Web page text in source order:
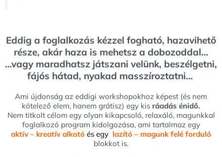
Eddig a foglalkozás kézzel fogható, hazavihető
része, akár haza is mehetsz a dobozoddal…
…vagy maradhatsz játszani velünk, beszélgetni,
fájós hátad, nyakad masszíroztatni…
Ami újdonság az eddigi workshopokhoz képest (és nem
kötelező elem, hanem grátisz) egy kis ráadás énidő.
Nem titkolt célom egy olyan kikapcsoló, relaxáló, magunkkal
foglalkozó program kidolgozása, ami tartalmaz egy
aktív – kreatív alkotó és egy lazító – magunk felé forduló
blokkot is.